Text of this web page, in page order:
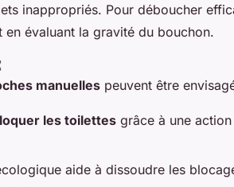
inappropriés. Pour déboucher
en évaluant la gravité du bouchon.
manuelles peuvent être
les toilettes grâce à une
aide à dissoudre les